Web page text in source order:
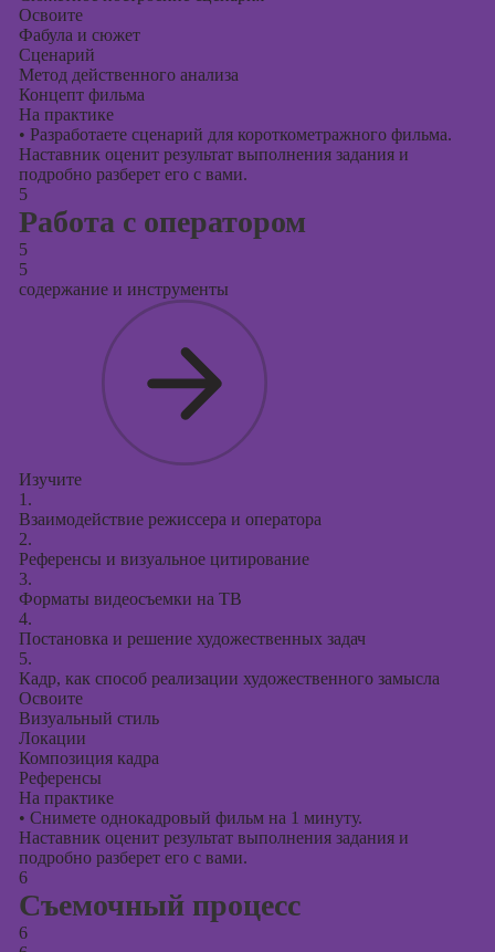
Освоите
Фабула и сюжет
Сценарий
Метод действенного анализа
Концепт фильма
На практике
• Разработаете сценарий для короткометражного фильма.
Наставник оценит результат выполнения задания и
подробно разберет его с вами.
5
Работа с оператором
5
5
содержание и инструменты
Изучите
1.
Взаимодействие режиссера и оператора
2.
Референсы и визуальное цитирование
3.
Форматы видеосъемки на ТВ
4.
Постановка и решение художественных задач
5.
Кадр, как способ реализации художественного замысла
Освоите
Визуальный стиль
Локации
Композиция кадра
Референсы
На практике
• Снимете однокадровый фильм на 1 минуту.
Наставник оценит результат выполнения задания и
подробно разберет его с вами.
6
Съемочный процесс
6